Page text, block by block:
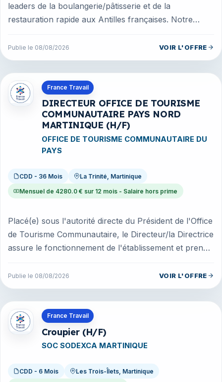
leaders de la boulangerie/pâtisserie et de la
restauration rapide aux Antilles françaises. Notre
Publie le 08/08/2026 VOIR L'OFFRE
France Travail
DIRECTEUR OFFICE DE TOURISME
COMMUNAUTAIRE PAYS NORD
MARTINIQUE (H/F)
OFFICE DE TOURISME COMMUNAUTAIRE DU
PAYS
CDD - 36 Mois La Trinité, Martinique
Mensuel de 4280.0 € sur 12 mois - Salaire hors prime
Placé(e) sous l'autorité directe du Président de l'Office
de Tourisme Communautaire, le Directeur/la Directrice
assure le fonctionnement de l'établissement et prend
Publie le 08/08/2026 VOIR L'OFFRE
Offres en Martinique
France Travail
Croupier (H/F)
SOC SODEXCA MARTINIQUE
CDD - 6 Mois Les Trois-Îlets, Martinique
Offres en Martinique